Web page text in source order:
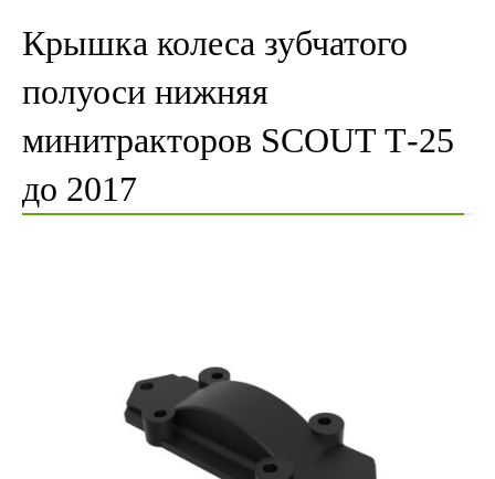
Крышка колеса зубчатого
полуоси нижняя
минитракторов SCOUT Т-25
до 2017